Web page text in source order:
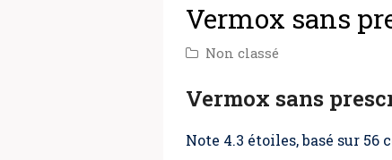
Vermox sans
Non classé
Vermox sans
Note 4.3 étoiles, basé sur 56